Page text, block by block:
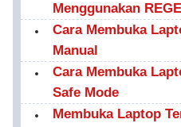
Menggunakan
Cara Membuka
Manual
Cara Membuka
Safe Mode
Membuka Laptop